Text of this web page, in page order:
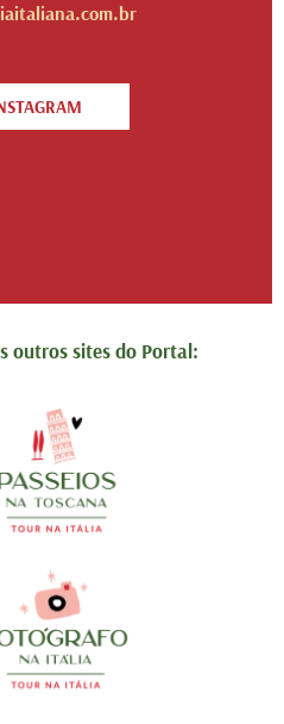
outros sites do Portal: